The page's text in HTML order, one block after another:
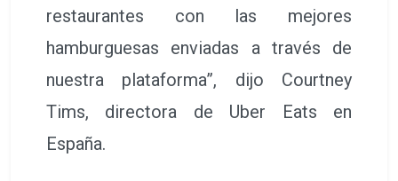
restaurantes con las mejores
hamburguesas enviadas a través de
nuestra plataforma”, dijo Courtney
Tims, directora de Uber Eats en
España.